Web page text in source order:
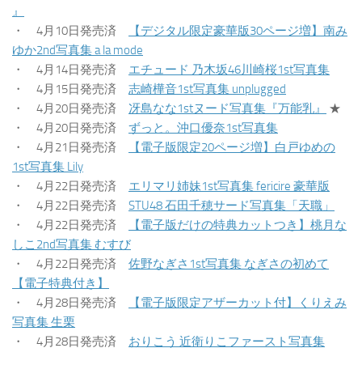
』
・ 4月10日発売済
【デジタル限定豪華版30ページ増】南み
ゆか2nd写真集 a la mode
・ 4月14日発売済 エチュード 乃木坂46川崎桜1st写真集
・ 4月15日発売済 志崎樺音1st写真集 unplugged
・ 4月20日発売済 冴島なな1stヌード写真集『万能乳』
★
・ 4月20日発売済 ずっと。沖口優奈1st写真集
・ 4月21日発売済
【電子版限定20ページ増】白戸ゆめの
1st写真集 Lily
・ 4月22日発売済 エリマリ姉妹1st写真集 fericire 豪華版
・ 4月22日発売済 STU48 石田千穂サード写真集「天職」
・ 4月22日発売済
【電子版だけの特典カットつき】桃月な
しこ2nd写真集 むすび
・ 4月22日発売済 佐野なぎさ1st写真集 なぎさの初めて
【電子特典付き】
・ 4月28日発売済
【電子版限定アザーカット付】くりえみ
写真集 生栗
・ 4月28日発売済 おりこう 近衛りこファースト写真集